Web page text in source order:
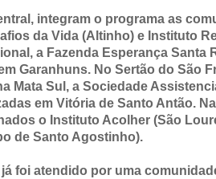
integram o programa as
da Vida (Altinho) e Instituto
a Fazenda Esperança Santa
Garanhuns. No Sertão do São
Mata Sul, a Sociedade
em Vitória de Santo Antão.
o Instituto Acolher (São
de Santo Agostinho).
foi atendido por uma